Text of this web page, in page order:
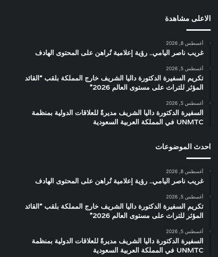
الاعلى مشاهدة
أغسطس 8, 2026
غريب ناصر اليامي.. رؤية إعلامية تُراهن على المحتوى الهادف
أغسطس 5, 2026
تكريم السفيرة الدكتورة داليا الشريف خارج المملكة بلقب “القائد
المؤثر للتراث على مستوى العالم 2026”
أغسطس 5, 2026
السفيرة الدكتورة داليا الشريف مديرةً للعلاقات الدولية بمنظمة
UNMTC في المملكة العربية السعودية
احدث الموضوعات
أغسطس 8, 2026
غريب ناصر اليامي.. رؤية إعلامية تُراهن على المحتوى الهادف
أغسطس 5, 2026
تكريم السفيرة الدكتورة داليا الشريف خارج المملكة بلقب “القائد
المؤثر للتراث على مستوى العالم 2026”
أغسطس 5, 2026
السفيرة الدكتورة داليا الشريف مديرةً للعلاقات الدولية بمنظمة
UNMTC في المملكة العربية السعودية